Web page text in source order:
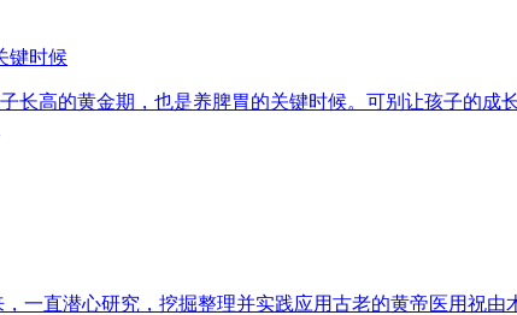
键时候
长高的黄金期，也是养脾胃的关键时候。可别让孩子的成
一直潜心研究，挖掘整理并实践应用古老的黄帝医用祝